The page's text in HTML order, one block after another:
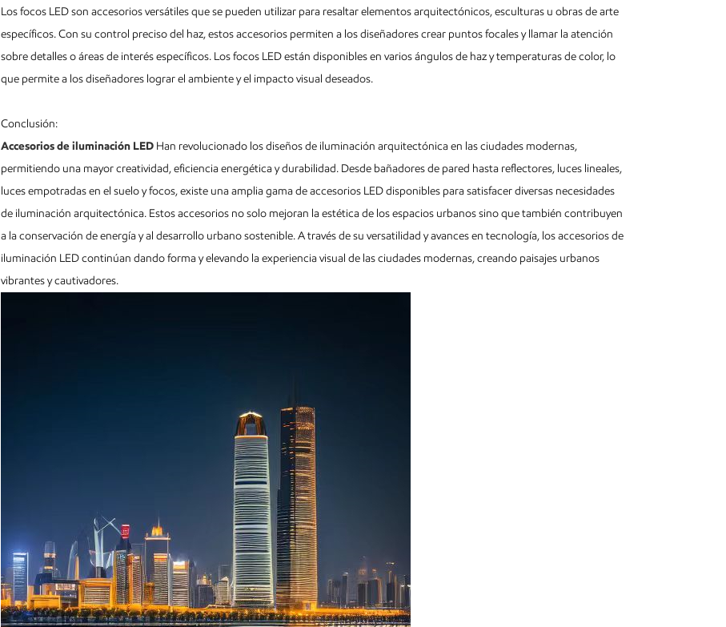
Los focos LED son accesorios versátiles que se pueden utilizar para resaltar elementos arquitectónicos, esculturas u obras de arte
específicos. Con su control preciso del haz, estos accesorios permiten a los diseñadores crear puntos focales y llamar la atención
sobre detalles o áreas de interés específicos. Los focos LED están disponibles en varios ángulos de haz y temperaturas de color, lo
que permite a los diseñadores lograr el ambiente y el impacto visual deseados.
Conclusión:
Accesorios de iluminación LED Han revolucionado los diseños de iluminación arquitectónica en las ciudades modernas,
permitiendo una mayor creatividad, eficiencia energética y durabilidad. Desde bañadores de pared hasta reflectores, luces lineales,
luces empotradas en el suelo y focos, existe una amplia gama de accesorios LED disponibles para satisfacer diversas necesidades
de iluminación arquitectónica. Estos accesorios no solo mejoran la estética de los espacios urbanos sino que también contribuyen
a la conservación de energía y al desarrollo urbano sostenible. A través de su versatilidad y avances en tecnología, los accesorios de
iluminación LED continúan dando forma y elevando la experiencia visual de las ciudades modernas, creando paisajes urbanos
vibrantes y cautivadores.